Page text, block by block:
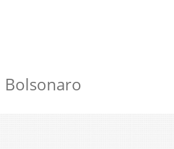
Bolsonaro